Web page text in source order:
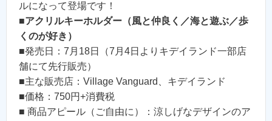
ルになって登場です！
■アクリルキーホルダー（風と仲良く／海と遊ぶ／歩
くのが好き）
■発売日：7月18日（7月4日よりキデイランド一部店
舗にて先行販売）
■主な販売店：Village Vanguard、キデイランド
■価格：750円+消費税
■ 商品アピール（ご自由に）：涼しげなデザインのア